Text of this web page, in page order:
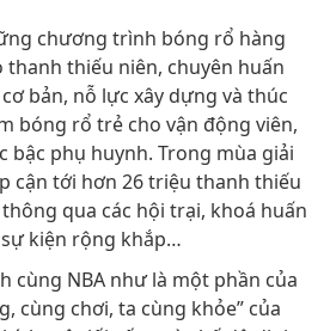
chương trình bóng rổ hàng
thiếu niên, chuyên huấn
bản, nỗ lực xây dựng và thúc
bóng rổ trẻ cho vận động viên,
bậc phụ huynh. Trong mùa giải
cận tới hơn 26 triệu thanh thiếu
qua các hội trại, khoá huấn
sự kiện rộng khắp…
cùng NBA như là một phần của
cùng chơi, ta cùng khỏe” của